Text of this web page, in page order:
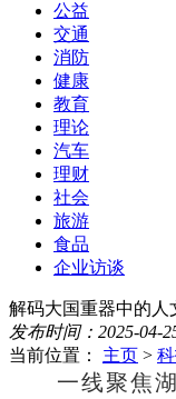
公益
交通
消防
健康
教育
理论
汽车
理财
社会
旅游
食品
企业访谈
解码大国重器中的人
发布时间：2025-04-
当前位置： 主页 >
一线聚焦